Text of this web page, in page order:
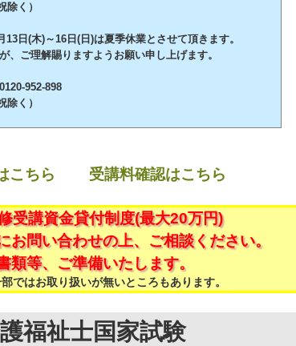
除く）
日(木)～16日(日)は夏季休業とさせて頂きます。
ご理解賜りますようお願い申し上げます。
952-898
除く）
こちら 受講料確認はこちら
受講資金貸付制度(最大20万円)
お問い合わせの上、ご相談ください。
類等、ご準備いたします。
ではお取り扱いが無いところもあります。
福祉士国家試験